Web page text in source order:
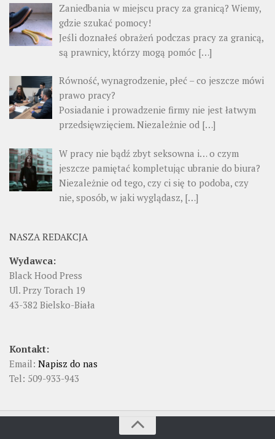
Zaniedbania w miejscu pracy za granicą? Wiemy,
gdzie szukać pomocy!
Jeśli doznałeś obrażeń podczas pracy za granicą,
są prawnicy, którzy mogą pomóc […]
Równość, wynagrodzenie, płeć – co jeszcze mówi
prawo pracy?
Posiadanie i prowadzenie firmy nie jest łatwym
przedsięwzięciem. Niezależnie od […]
W pracy nie bądź zbyt seksowna i… o czym
jeszcze pamiętać kompletując ubranie do biura?
Niezależnie od tego, czy ci się to podoba, czy
nie, sposób, w jaki wyglądasz, […]
NASZA REDAKCJA
Wydawca:
Black Hood Press
Ul. Przy Torach 19
43-382 Bielsko-Biała
Kontakt:
Email: Napisz do nas
Tel: 509-933-943